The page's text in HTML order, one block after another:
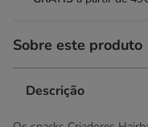
Sobre este produto
Descrição